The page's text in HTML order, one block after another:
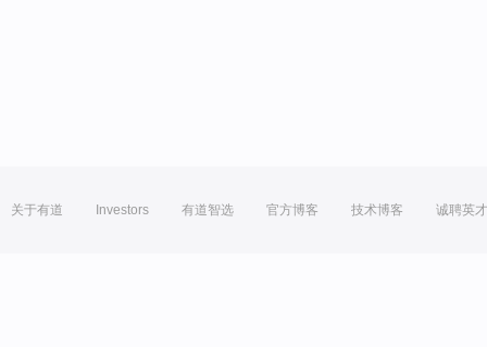
关于有道 Investors 有道智选 官方博客 技术博客 诚聘英才